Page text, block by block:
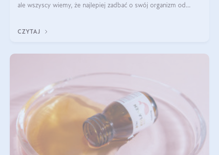
ale wszyscy wiemy, że najlepiej zadbać o swój organizm od
wysokiej jakości suplem
CZYTAJ